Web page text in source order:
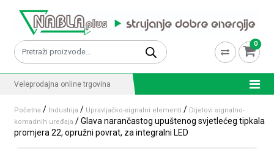
Pretraži: 0
Veleprodajna online trgovina
Početna / Industrija / Upravljačko-signalni elementi / Dijelovi signalno-
komadnih uređaja / Glava narančastog upuštenog svjetlećeg tipkala
promjera 22, opružni povrat, za integralni LED